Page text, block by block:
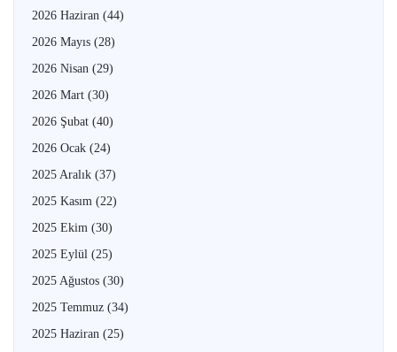
2026 Haziran (44)
2026 Mayıs (28)
2026 Nisan (29)
2026 Mart (30)
2026 Şubat (40)
2026 Ocak (24)
2025 Aralık (37)
2025 Kasım (22)
2025 Ekim (30)
2025 Eylül (25)
2025 Ağustos (30)
2025 Temmuz (34)
2025 Haziran (25)